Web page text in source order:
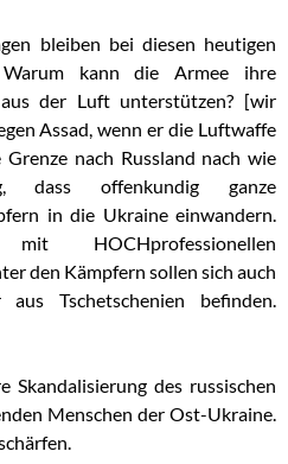
bleiben bei diesen heutigen
Warum kann die Armee ihre
der Luft unterstützen? [wir
Assad, wenn er die Luftwaffe
nach Russland nach wie
dass offenkundig ganze
in die Ukraine einwandern.
HOCHprofessionellen
den Kämpfern sollen sich auch
Tschetschenien befinden.
Skandalisierung des russischen
Menschen der Ost-Ukraine.